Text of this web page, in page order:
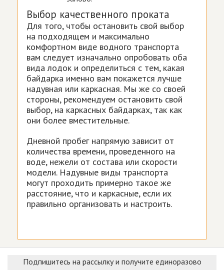
Выбор качественного проката
Для того, чтобы остановить свой выбор
на подходящем и максимально
комфортном виде водного транспорта
вам следует изначально опробовать оба
вида лодок и определиться с тем, какая
байдарка именно вам покажется лучше
надувная или каркасная. Мы же со своей
стороны, рекомендуем остановить свой
выбор, на каркасных байдарках, так как
они более вместительные.
Дневной пробег напрямую зависит от
количества времени, проведенного на
воде, нежели от состава или скорости
модели. Надувные виды транспорта
могут проходить примерно такое же
расстояние, что и каркасные, если их
правильно организовать и настроить.
Подпишитесь на рассылку и получите единоразово